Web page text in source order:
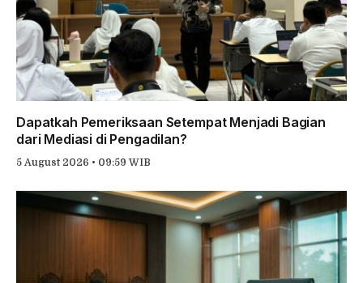
Dapatkah Pemeriksaan Setempat Menjadi Bagian
dari Mediasi di Pengadilan?
5 August 2026 • 09:59 WIB